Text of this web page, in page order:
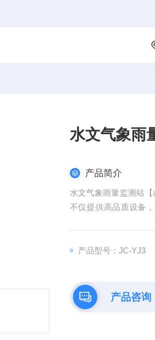
水文气象雨
产品简介
水文气象雨量监测站
不仅提供高品质设备
产品型号：JC-YJ3
产品咨询